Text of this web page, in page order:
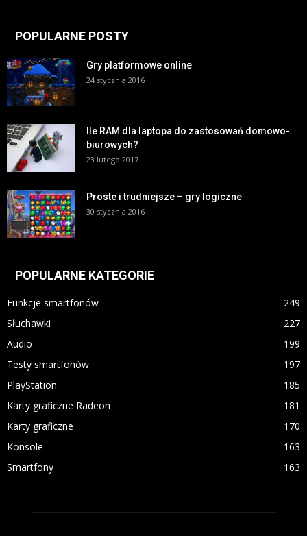
POPULARNE POSTY
Gry platformowe online
24 stycznia 2016
Ile RAM dla laptopa do zastosowań domowo-
biurowych?
23 lutego 2017
Proste i trudniejsze – gry logiczne
30 stycznia 2016
POPULARNE KATEGORIE
Funkcje smartfonów
249
Słuchawki
227
Audio
199
Testy smartfonów
197
PlayStation
185
Karty graficzne Radeon
181
Karty graficzne
170
Konsole
163
Smartfony
163